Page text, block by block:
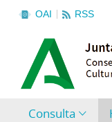
OAI RSS
Consulta